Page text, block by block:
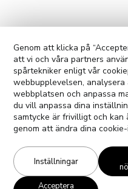
COOKIE-
Genom att klicka på
att vi och våra partners
spårtekniker enligt vår
webbupplevelsen, analysera
webbplatsen och anpassa
du vill anpassa dina
samtycke är frivilligt och
genom att ändra dina
Inställningar
Acceptera